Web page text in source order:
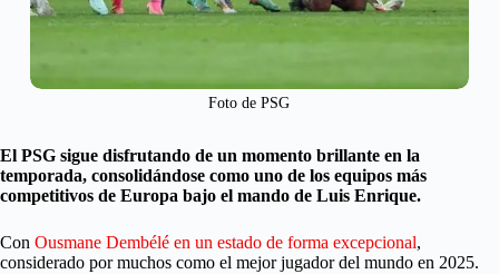
Foto de PSG
El PSG sigue disfrutando de un momento brillante en la
temporada, consolidándose como uno de los equipos más
competitivos de Europa bajo el mando de Luis Enrique.
Con Ousmane Dembélé en un estado de forma excepcional,
considerado por muchos como el mejor jugador del mundo en 2025.